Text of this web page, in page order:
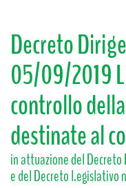
Decreto
05/09/2019
controllo
destinate al
in attuazione del Decreto
e del Decreto l.egislativo